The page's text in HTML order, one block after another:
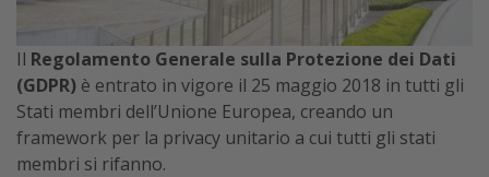
Il Regolamento Generale sulla Protezione dei Dati
(GDPR) è entrato in vigore il 25 maggio 2018 in tutti gli
Stati membri dell’Unione Europea, creando un
framework per la privacy unitario a cui tutti gli stati
membri si rifanno.